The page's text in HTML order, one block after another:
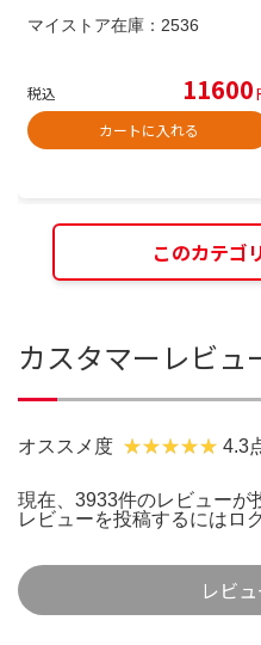
マイストア在庫： 2536
税込 11600
カートに入れる
このカテゴ
カスタマーレビュ
オススメ度 4.3
現在、3933件のレビューが
レビューを投稿するには ロ
レビ